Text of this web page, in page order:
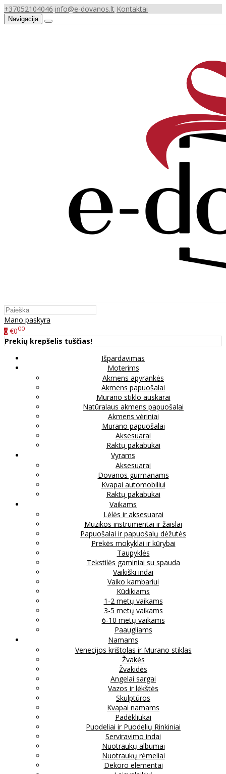
+37052104046 info@e-dovanos.lt Kontaktai
Navigacija
Mano paskyra
0 €000
Prekių krepšelis tuščias!
Išpardavimas
Moterims
Akmens apyrankės
Akmens papuošalai
Murano stiklo auskarai
Natūralaus akmens papuošalai
Akmens vėriniai
Murano papuošalai
Aksesuarai
Raktų pakabukai
Vyrams
Aksesuarai
Dovanos gurmanams
Kvapai automobiliui
Raktų pakabukai
Vaikams
Lėlės ir aksesuarai
Muzikos instrumentai ir žaislai
Papuošalai ir papuošalų dėžutės
Prekės mokyklai ir kūrybai
Taupyklės
Tekstilės gaminiai su spauda
Vaikiški indai
Vaiko kambariui
Kūdikiams
1-2 metų vaikams
3-5 metų vaikams
6-10 metų vaikams
Paaugliams
Namams
Venecijos krištolas ir Murano stiklas
Žvakės
Žvakidės
Angelai sargai
Vazos ir lėkštės
Skulptūros
Kvapai namams
Padėkliukai
Puodeliai ir Puodelių Rinkiniai
Serviravimo indai
Nuotraukų albumai
Nuotraukų rėmeliai
Dekoro elementai